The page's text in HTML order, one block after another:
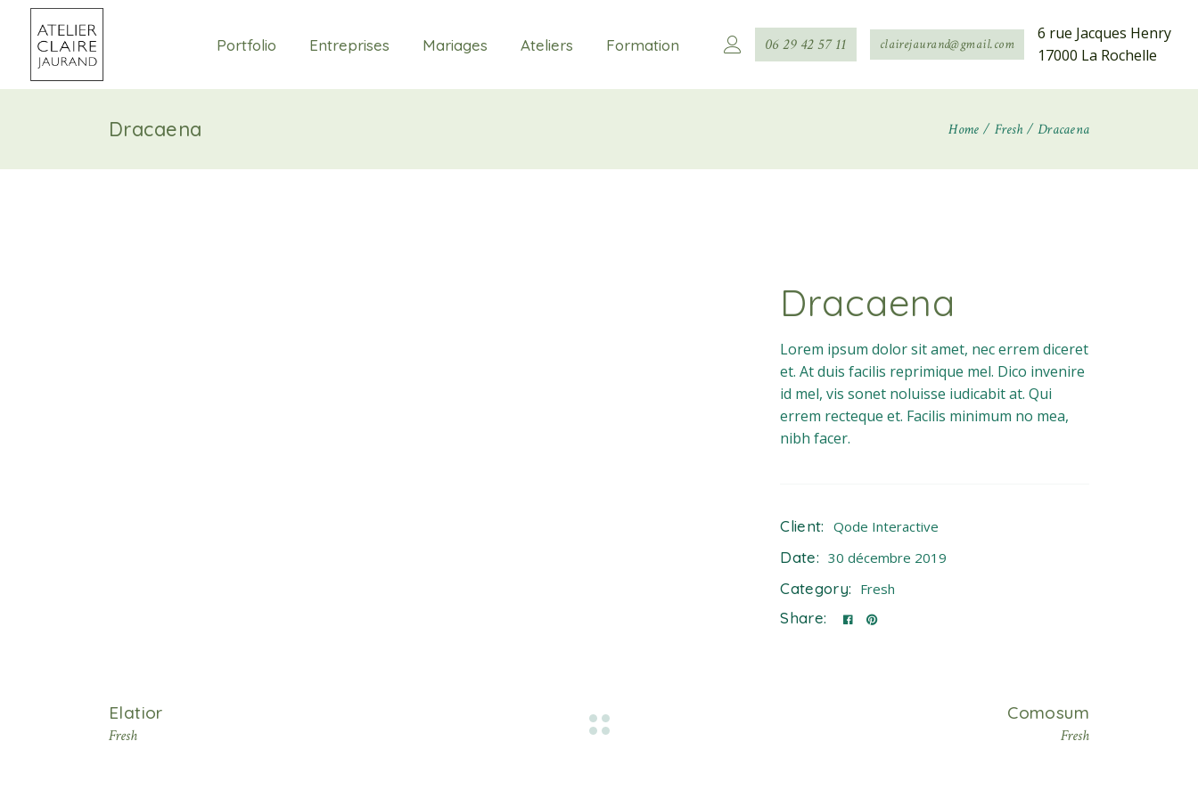
Portfolio Entreprises Mariages Ateliers Formation 06 29 42 57 11 clairejaurand@gmail.com
6 rue Jacques Henry
17000 La Rochelle
Dracaena Home Fresh Dracaena
Dracaena
Lorem ipsum dolor sit amet, nec errem diceret
et. At duis facilis reprimique mel. Dico invenire
id mel, vis sonet noluisse iudicabit at. Qui
errem recteque et. Facilis minimum no mea,
nibh facer.
Client: Qode Interactive
Date: 30 décembre 2019
Category: Fresh
Share:
Elatior
Fresh
Comosum
Fresh